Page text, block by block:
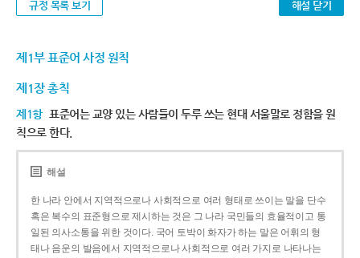
규정 목록 보기 해설 닫기
제1부 표준어 사정 원칙
제1장 총칙
제1항 표준어는 교양 있는 사람들이 두루 쓰는 현대 서울말로 정함을 원
칙으로 한다.
해설
한 나라 안에서 지역적으로나 사회적으로 여러 형태로 쓰이는 말을 단수
혹은 복수의 표준형으로 제시하는 것은 그 나라 국민들의 효율적이고 통
일된 의사소통을 위한 것이다. 국어 토박이 화자가 하는 말은 어휘의 형
태나 음운의 발음에서 지역적으로나 사회적으로 여러 가지로 나타나는